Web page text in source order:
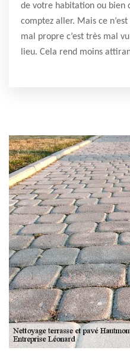
de votre habitation ou bien
comptez aller. Mais ce
mal propre c’est très mal
lieu. Cela rend moins